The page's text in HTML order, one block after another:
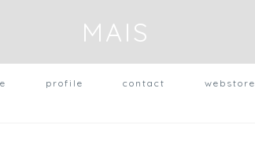
MAIS
profile contact webstore